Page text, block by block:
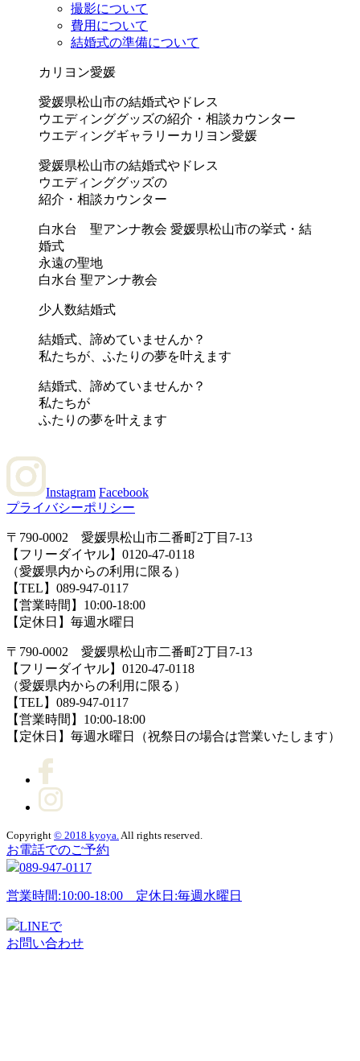
撮影について
費用について
結婚式の準備について
カリヨン愛媛
愛媛県松山市の結婚式やドレス
ウエディンググッズの紹介・相談カウンター
ウエディングギャラリーカリヨン愛媛
愛媛県松山市の結婚式やドレス
ウエディンググッズの
紹介・相談カウンター
白水台 聖アンナ教会 愛媛県松山市の挙式・結
婚式
永遠の聖地
白水台 聖アンナ教会
少人数結婚式
結婚式、諦めていませんか？
私たちが、ふたりの夢を叶えます
結婚式、諦めていませんか？
私たちが
ふたりの夢を叶えます
Instagram Facebook
プライバシーポリシー
〒790-0002 愛媛県松山市二番町2丁目7-13
【フリーダイヤル】0120-47-0118
（愛媛県内からの利用に限る）
【TEL】089-947-0117
【営業時間】10:00-18:00
【定休日】毎週水曜日
〒790-0002 愛媛県松山市二番町2丁目7-13
【フリーダイヤル】0120-47-0118
（愛媛県内からの利用に限る）
【TEL】089-947-0117
【営業時間】10:00-18:00
【定休日】毎週水曜日（祝祭日の場合は営業いたします）
Copyright © 2018 kyoya. All rights reserved.
お電話でのご予約
089-947-0117
営業時間:10:00-18:00 定休日:毎週水曜日
LINEで
お問い合わせ